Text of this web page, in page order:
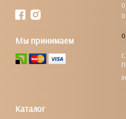
Мы принимаем
Каталог